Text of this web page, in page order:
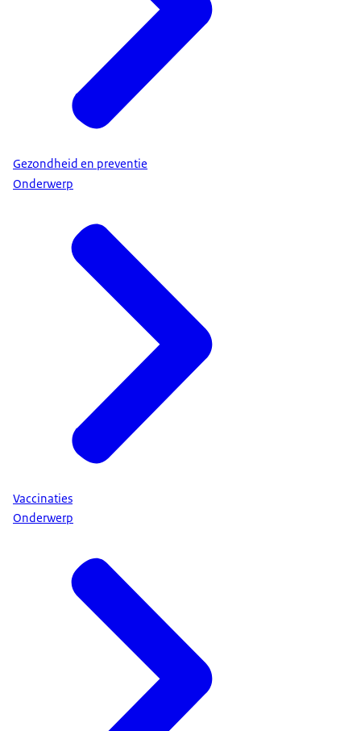
Gezondheid en preventie
Onderwerp
Vaccinaties
Onderwerp